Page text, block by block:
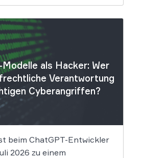
vollständig absehbar. Der
Ryde hat seine Kunden
informiert.
Unternehmens […]
als Hacker: Wer
Verantwortung
Cyberangriffen?
beim ChatGPT-Entwickler
2026 zu einem